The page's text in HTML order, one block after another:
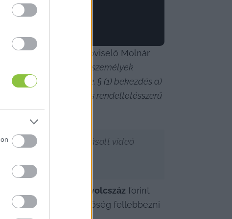
hogy a képviselő Molnár
ismeretlen személyek
évi XXXVI. törvény 2. § (1) bekezdés a)
szerinti – jóhiszemű és rendeltetésszerű
valamint a kifogásolt videó
nyolcszáz forint
belül van lehetőség fellebbezni